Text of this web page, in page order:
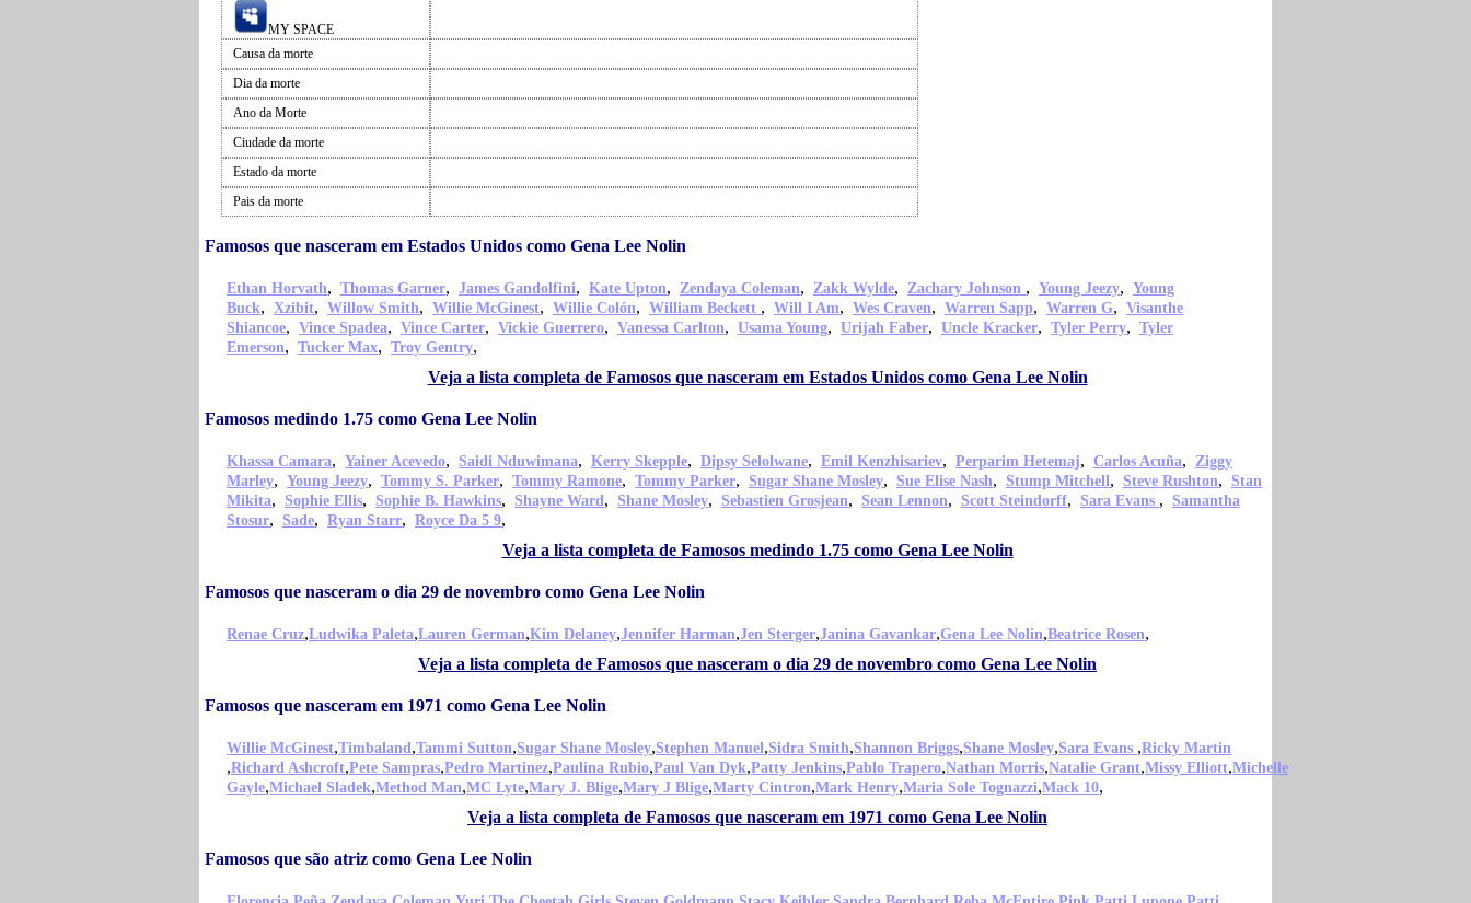
MY SPACE
Causa da morte
Dia da morte
Ano da Morte
Ciudade da morte
Estado da morte
Pais da morte
Famosos que nasceram em Estados Unidos como Gena Lee Nolin
Ethan Horvath, Thomas Garner, James Gandolfini, Kate Upton, Zendaya Coleman, Zakk Wylde, Zachary Johnson , Young Jeezy, Young
Buck, Xzibit, Willow Smith, Willie McGinest, Willie Colón, William Beckett , Will I Am, Wes Craven, Warren Sapp, Warren G, Visanthe
Shiancoe, Vince Spadea, Vince Carter, Vickie Guerrero, Vanessa Carlton, Usama Young, Urijah Faber, Uncle Kracker, Tyler Perry, Tyler
Emerson, Tucker Max, Troy Gentry,
Veja a lista completa de Famosos que nasceram em Estados Unidos como Gena Lee Nolin
Famosos medindo 1.75 como Gena Lee Nolin
Khassa Camara, Yainer Acevedo, Saidi Nduwimana, Kerry Skepple, Dipsy Selolwane, Emil Kenzhisariev, Perparim Hetemaj, Carlos Acuña, Ziggy
Marley, Young Jeezy, Tommy S. Parker, Tommy Ramone, Tommy Parker, Sugar Shane Mosley, Sue Elise Nash, Stump Mitchell, Steve Rushton, Stan
Mikita, Sophie Ellis, Sophie B. Hawkins, Shayne Ward, Shane Mosley, Sebastien Grosjean, Sean Lennon, Scott Steindorff, Sara Evans , Samantha
Stosur, Sade, Ryan Starr, Royce Da 5 9,
Veja a lista completa de Famosos medindo 1.75 como Gena Lee Nolin
Famosos que nasceram o dia 29 de novembro como Gena Lee Nolin
Renae Cruz,Ludwika Paleta,Lauren German,Kim Delaney,Jennifer Harman,Jen Sterger,Janina Gavankar,Gena Lee Nolin,Beatrice Rosen,
Veja a lista completa de Famosos que nasceram o dia 29 de novembro como Gena Lee Nolin
Famosos que nasceram em 1971 como Gena Lee Nolin
Willie McGinest,Timbaland,Tammi Sutton,Sugar Shane Mosley,Stephen Manuel,Sidra Smith,Shannon Briggs,Shane Mosley,Sara Evans ,Ricky Martin
,Richard Ashcroft,Pete Sampras,Pedro Martinez,Paulina Rubio,Paul Van Dyk,Patty Jenkins,Pablo Trapero,Nathan Morris,Natalie Grant,Missy Elliott,Michelle
Gayle,Michael Sladek,Method Man,MC Lyte,Mary J. Blige,Mary J Blige,Marty Cintron,Mark Henry,Maria Sole Tognazzi,Mack 10,
Veja a lista completa de Famosos que nasceram em 1971 como Gena Lee Nolin
Famosos que são atriz como Gena Lee Nolin